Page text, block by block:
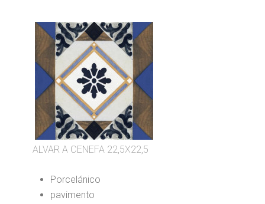
ALVAR A CENEFA 22,5X22,5
Porcelánico
pavimento